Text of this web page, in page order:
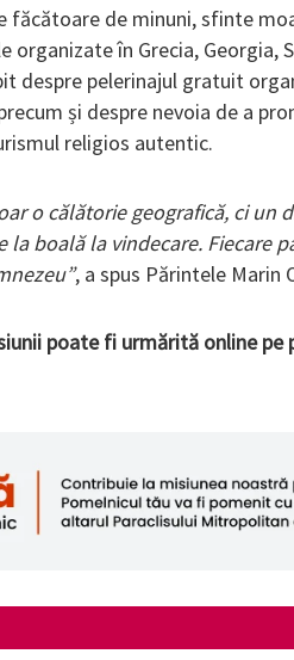
făcătoare de minuni, sfinte
organizate în Grecia, Georgia,
despre pelerinajul gratuit
și despre nevoia de a
religios autentic.
o călătorie geografică, ci un
la boală la vindecare. Fiecare
, a spus Părintele Marin
poate fi urmărită online pe